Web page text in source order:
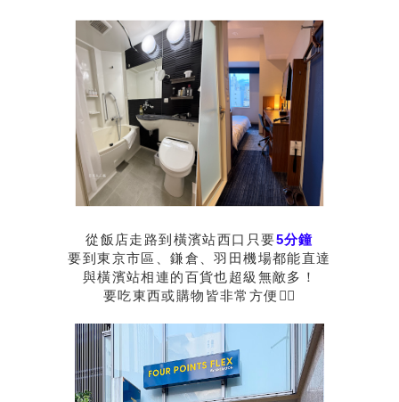
從飯店走路到橫濱站西口只要5分鐘
要到東京市區、鎌倉、羽田機場都能直達
與橫濱站相連的百貨也超級無敵多！
要吃東西或購物皆非常方便👍🏻